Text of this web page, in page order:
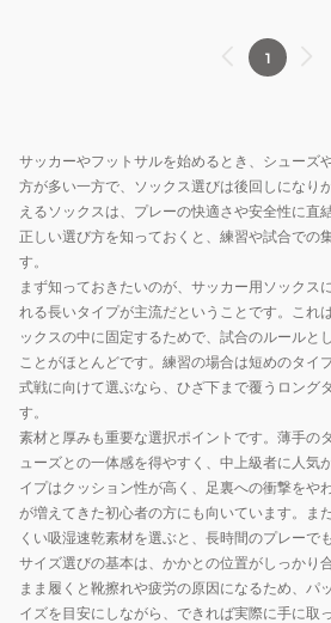
1
サッカーやフットサルを始めるとき、シューズ
方が多い一方で、ソックス選びは後回しになり
えるソックスは、プレーの快適さや安全性に直
正しい選び方を知っておくと、練習や試合での
す。
まず知っておきたいのが、サッカー用ソックス
れる長いタイプが主流だということです。これ
ックスの中に固定するためで、試合のルールと
ことがほとんどです。練習の場合は短めのタイ
式戦に向けて選ぶなら、ひざ下まで覆うロング
す。
素材と厚みも重要な選択ポイントです。薄手の
ューズとの一体感を得やすく、中上級者に人気
イプはクッション性が高く、足裏への衝撃をや
が増えてきた初心者の方にも向いています。ま
くい吸湿速乾素材を選ぶと、長時間のプレーで
サイズ選びの基本は、かかとの位置がしっかり
まま履くと靴擦れや疲労の原因になるため、パ
イズを目安にしながら、できれば実際に手に取